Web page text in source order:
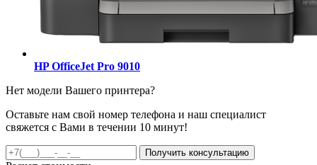
HP OfficeJet Pro 9010
Нет модели Вашего принтера?
Оставьте нам свой номер телефона и наш специалист
свяжется с Вами в течении 10 минут!
Получить консультацию